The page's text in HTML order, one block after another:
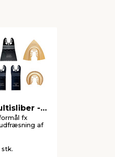
-
fx
af
stk.